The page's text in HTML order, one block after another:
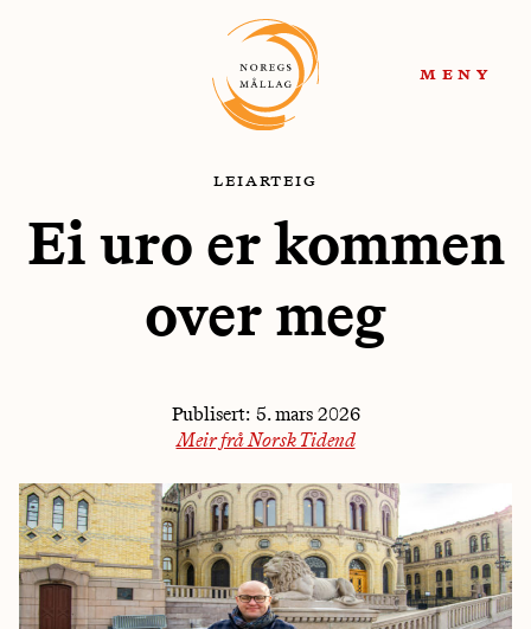
meny
leiarteig
Ei uro er kommen
over meg
Publisert: 5. mars 2026
Meir frå Norsk Tidend